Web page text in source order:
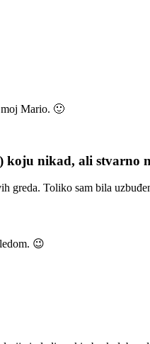
Mario. 🙂
koju nikad, ali
greda. Toliko sam bila
😉